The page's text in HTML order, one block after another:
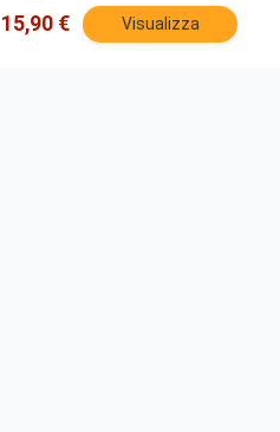
15,90 € Visualizza